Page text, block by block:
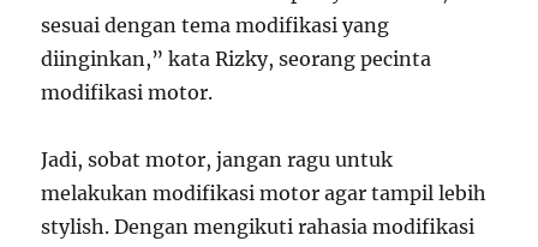
sesuai dengan tema modifikasi yang
diinginkan,” kata Rizky, seorang pecinta
modifikasi motor.
Jadi, sobat motor, jangan ragu untuk
melakukan modifikasi motor agar tampil lebih
stylish. Dengan mengikuti rahasia modifikasi